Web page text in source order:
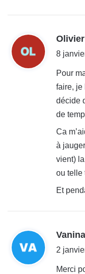
Olivier
8
Pour
faire, je
décide
de
Ca
à
vient)
ou telle
Et
Vanina
2
Merci